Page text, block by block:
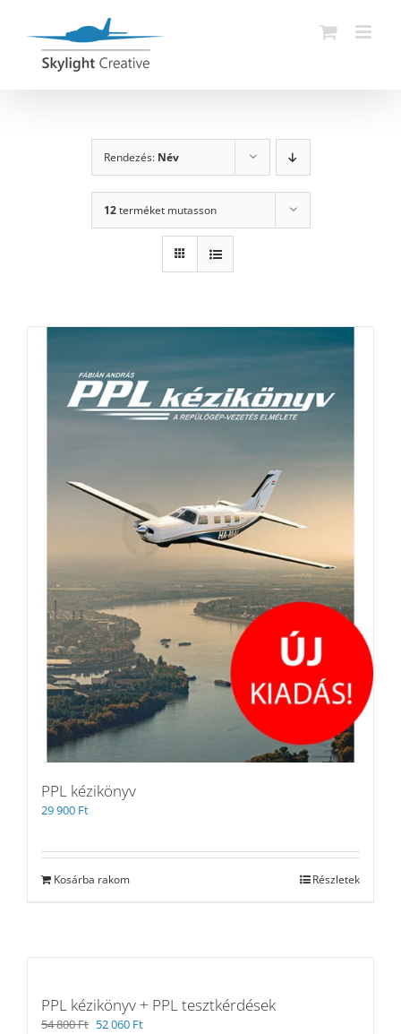
Rendezés: Név
12terméket mutasson
PPL kézikönyv
29 900 Ft
Kosárba rakom Részletek
PPL kézikönyv + PPL tesztkérdések
54 800Ft Original
52 060 FtCurrent